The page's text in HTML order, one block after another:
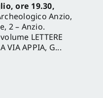
ore 19.30,
Anzio,
2 – Anzio.
LETTERE
VIA APPIA, G...